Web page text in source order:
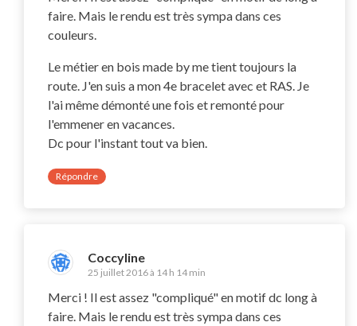
faire. Mais le rendu est très sympa dans ces
couleurs.
Le métier en bois made by me tient toujours la
route. J'en suis a mon 4e bracelet avec et RAS. Je
l'ai même démonté une fois et remonté pour
l'emmener en vacances.
Dc pour l'instant tout va bien.
Répondre
Coccyline
25 juillet 2016 à 14 h 14 min
Merci ! Il est assez "compliqué" en motif dc long à
faire. Mais le rendu est très sympa dans ces